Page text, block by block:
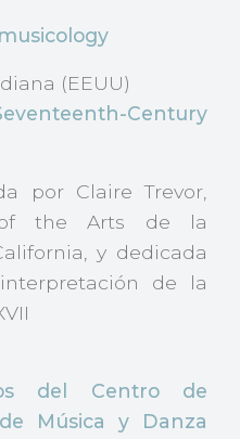
(EEUU)
Century
por Claire Trevor,
the Arts de la
y dedicada
de la
del Centro de
Música y Danza